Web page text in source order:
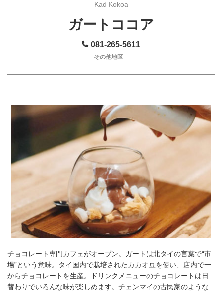
Kad Kokoa
ガートココア
081-265-5611
その他地区
チョコレート専門カフェがオープン。ガートは北タイの言葉で“市
場”という意味。タイ国内で栽培されたカカオ豆を使い、店内で一
からチョコレートを生産。ドリンクメニューのチョコレートは日
替わりでいろんな味が楽しめます。チェンマイの古民家のような